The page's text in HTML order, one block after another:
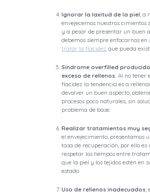
Ignorar la laxitud de la piel; a
envejecemos nuestros cimientos
y a pesar de presentar un buen
debemos siempre enfocarnos en
tratar la flacidez que pueda
Síndrome overfilled
exceso de rellenos. Al no tener
flacidez la tendencia es a
devolver un buen aspecto,
procesos poco naturales, sin
problema de base.
Realizar tratamientos muy
el envejecimiento, presentamos
tasa de recuperación, por ello
respetar los tiempos entre
que la piel y los tejidos estén en
estado.
Uso de rellenos inadecuados;